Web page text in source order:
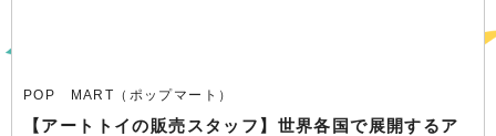
POP MART（ポップマート）
【アートトイの販売スタッフ】世界各国で展開するア